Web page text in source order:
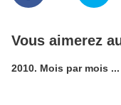
Vous aimerez
2010. Mois par mois ...